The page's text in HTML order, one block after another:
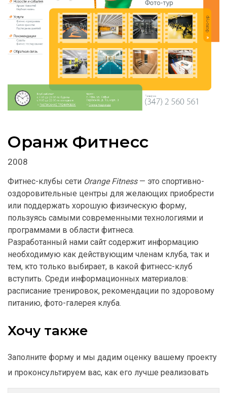
Оранж Фитнесс
2008
Фитнес-клубы сети Orange Fitness— это спортивно-
оздоровительные центры для желающих приобрести
или поддержать хорошую физическую форму,
пользуясь самыми современными технологиями и
программами в области фитнеса.
Разработанный нами сайт содержит информацию
необходимую как действующим членам клуба, так и
тем, кто только выбирает, в какой фитнесс-клуб
вступить. Среди информационных материалов:
расписание тренировок, рекомендации по здоровому
питанию, фото-галерея клуба.
Хочу также
Заполните форму и мы дадим оценку вашему проекту
и проконсультируем вас, как его лучше реализовать